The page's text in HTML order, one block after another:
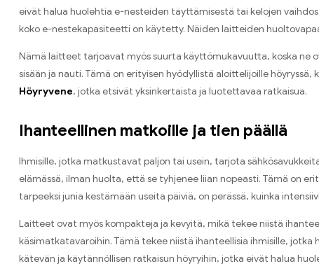
eivät halua huolehtia e-nesteiden täyttämisestä tai kelojen
koko e-nestekapasiteetti on käytetty. Näiden laitteiden
Nämä laitteet tarjoavat myös suurta käyttömukavuutta, koska ne
sisään ja nauti. Tämä on erityisen hyödyllistä aloittelijoille
Höyryvene, jotka etsivät yksinkertaista ja luotettavaa ratkaisua.
Ihanteellinen matkoille ja tien päällä
Ihmisille, jotka matkustavat paljon tai usein, tarjota
elämässä, ilman huolta, että se tyhjenee liian nopeasti. Tämä on
tarpeeksi junia kestämään useita päiviä, on perässä, kuinka
Laitteet ovat myös kompakteja ja kevyitä, mikä tekee niistä
käsimatkatavaroihin. Tämä tekee niistä ihanteellisia ihmisille,
kätevän ja käytännöllisen ratkaisun höyryihin, jotka eivät halua